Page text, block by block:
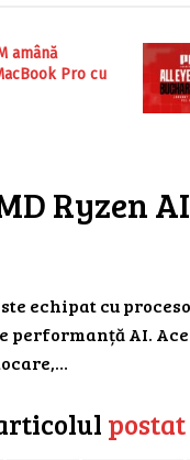
amână
Pro cu
Ryzen AI
echipat cu
performanță AI.